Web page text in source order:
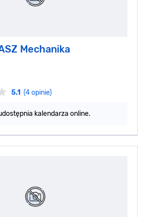
Mechanika
5.1 (4 opinie)
kalendarza online.